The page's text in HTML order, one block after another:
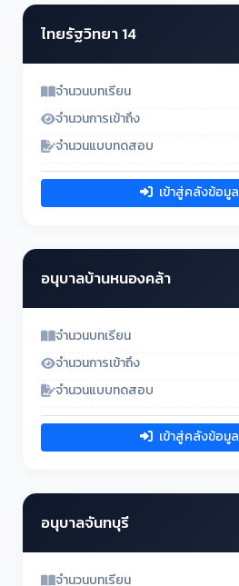
คู่มือการใช้งาน
กิจกรรมพัฒนาผู้เรียน
การบริหารจัดการศึกษา
ผลงานส่วนตัว
ประวัติศาสตร์
บ้านนักวิทย์ฯ
ทั่วไป
เอกสารประกาศ
ทั่วไป
ไทยรัฐวิทยา 14
จำนวนบทเรียน
จำนวนการเข้าถึง
จำนวนแบบทดสอบ
เข้าสู่คลังข้อมูล
อนุบาลบ้านหนองคล้า
จำนวนบทเรียน
จำนวนการเข้าถึง
จำนวนแบบทดสอบ
เข้าสู่คลังข้อมูล
อนุบาลจันทบุรี
จำนวนบทเรียน